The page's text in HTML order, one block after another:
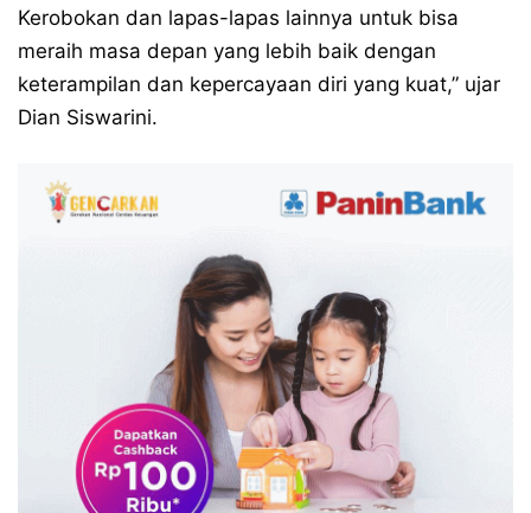
Kerobokan dan lapas-lapas lainnya untuk bisa
meraih masa depan yang lebih baik dengan
keterampilan dan kepercayaan diri yang kuat,” ujar
Dian Siswarini.